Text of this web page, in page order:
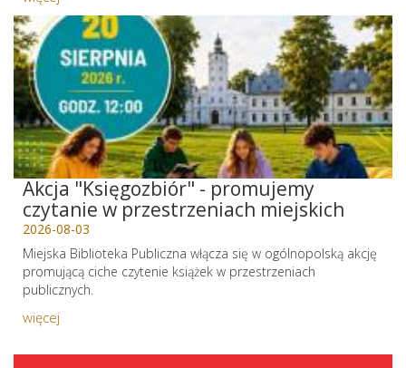
Akcja "Księgozbiór" - promujemy
czytanie w przestrzeniach miejskich
2026-08-03
Miejska Biblioteka Publiczna włącza się w ogólnopolską akcję
promującą ciche czytenie książek w przestrzeniach
publicznych.
więcej